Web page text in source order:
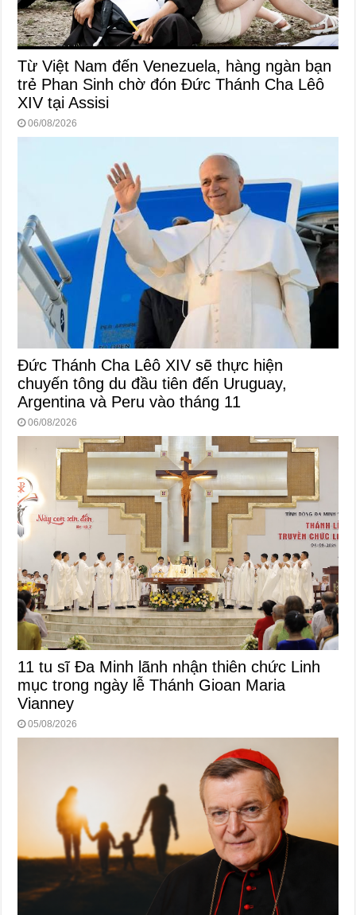
Từ Việt Nam đến Venezuela, hàng ngàn bạn
trẻ Phan Sinh chờ đón Đức Thánh Cha Lêô
XIV tại Assisi
06/08/2026
Đức Thánh Cha Lêô XIV sẽ thực hiện
chuyến tông du đầu tiên đến Uruguay,
Argentina và Peru vào tháng 11
06/08/2026
11 tu sĩ Đa Minh lãnh nhận thiên chức Linh
mục trong ngày lễ Thánh Gioan Maria
Vianney
05/08/2026